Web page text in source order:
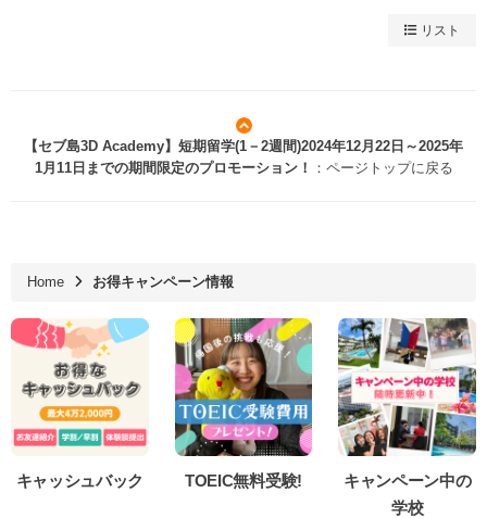
リスト
【セブ島3D Academy】短期留学(1－2週間)2024年12月22日～2025年
1月11日までの期間限定のプロモーション！
：ページトップに戻る
Home お得キャンペーン情報
キャッシュバック TOEIC無料受験!
キャンペーン中の
学校